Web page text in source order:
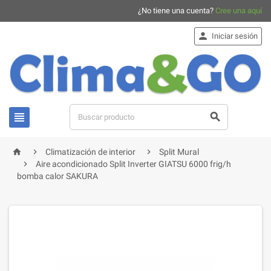
¿No tiene una cuenta? Cree una aquí
 
 Iniciar sesión
  Climatización de interior 
Split Mural

Aire acondicionado Split Inverter GIATSU 6000 frig/h
bomba calor SAKURA